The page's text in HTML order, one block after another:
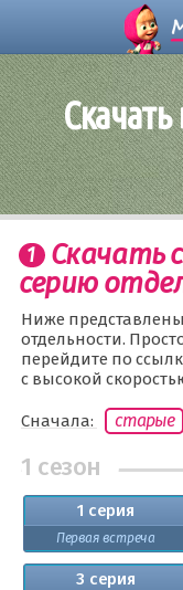
Скачать
серию
Ниже
отдельности.
перейдите по
с высокой
Сначала: старые
1 сезон
1 серия
Первая встреча
3 серия